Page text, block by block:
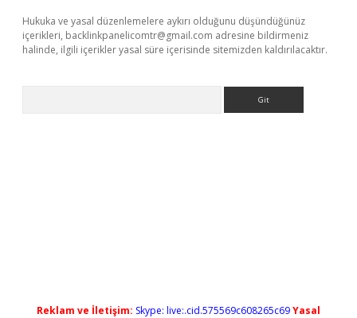
Hukuka ve yasal düzenlemelere aykırı olduğunu düşündüğünüz
içerikleri, backlinkpanelicomtr@gmail.com adresine bildirmeniz
halinde, ilgili içerikler yasal süre içerisinde sitemizden kaldırılacaktır.
Reklam ve İletişim: Skype: live:.cid.575569c608265c69Yasal